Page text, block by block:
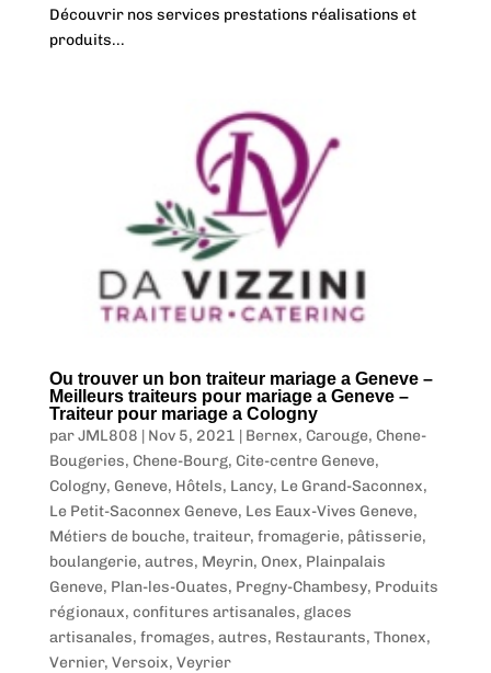
Découvrir nos services prestations réalisations et
produits...
Ou trouver un bon traiteur mariage a Geneve –
Meilleurs traiteurs pour mariage a Geneve –
Traiteur pour mariage a Cologny
parJML808 | Nov 5, 2021 | Bernex, Carouge, Chene-
Bougeries, Chene-Bourg, Cite-centre Geneve,
Cologny, Geneve, Hôtels, Lancy, Le Grand-Saconnex,
Le Petit-Saconnex Geneve, Les Eaux-Vives Geneve,
Métiers de bouche, traiteur, fromagerie, pâtisserie,
boulangerie, autres, Meyrin, Onex, Plainpalais
Geneve, Plan-les-Ouates, Pregny-Chambesy, Produits
régionaux, confitures artisanales, glaces
artisanales, fromages, autres, Restaurants, Thonex,
Vernier, Versoix, Veyrier